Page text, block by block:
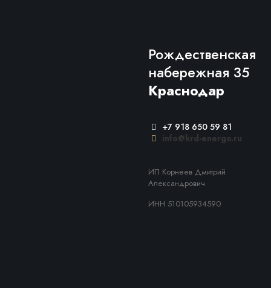
Рождественская
набережная 35
Краснодар
+7 918 650 59 81
info@krd-energo.ru
ИП Корнеев Дмитрий
Александрович
ИНН 510105934590